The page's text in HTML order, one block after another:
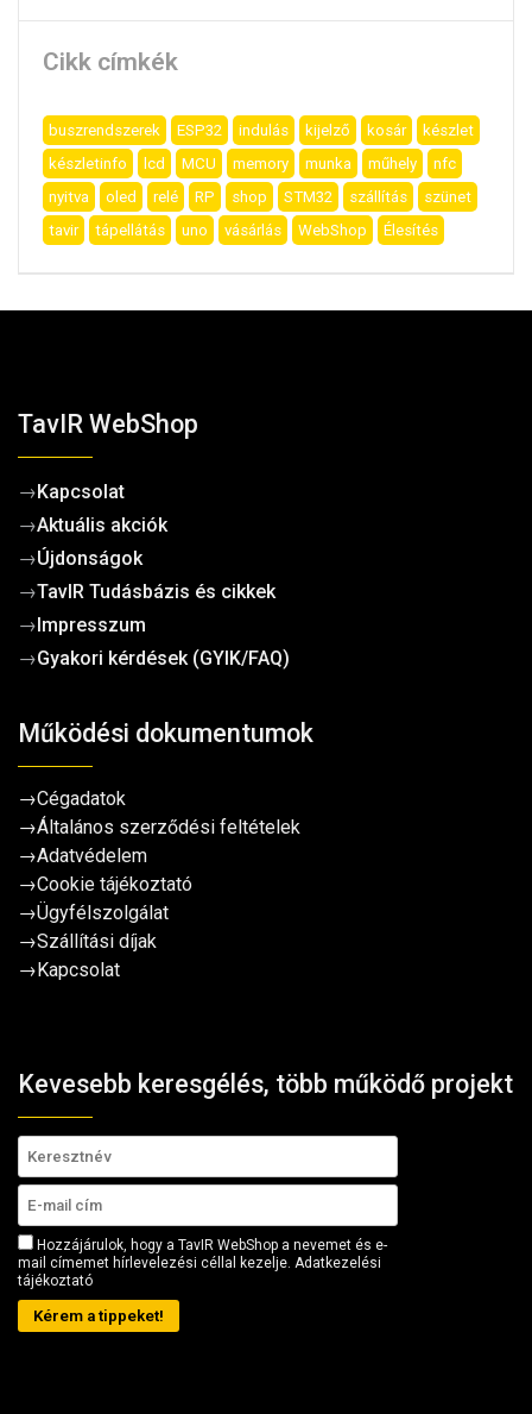
Cikk címkék
buszrendszerek ESP32 indulás kijelző kosár
készlet
készletinfo
lcd MCU memory munka műhely
nfc
nyitva
oled relé RP shop STM32 szállítás
szünet
tavir
tápellátás uno vásárlás WebShop Élesítés
TavIR WebShop
→Kapcsolat
→Aktuális akciók
→Újdonságok
→TavIR Tudásbázis és cikkek
→Impresszum
→Gyakori kérdések (GYIK/FAQ)
Működési dokumentumok
→Cégadatok
→Általános szerződési feltételek
→Adatvédelem
→Cookie tájékoztató
→Ügyfélszolgálat
→Szállítási díjak
→Kapcsolat
Kevesebb keresgélés, több működő projekt
Hozzájárulok, hogy a TavIR WebShop a nevemet és e-
mail címemet hírlevelezési céllal kezelje. Adatkezelési
tájékoztató
Kérem a tippeket!